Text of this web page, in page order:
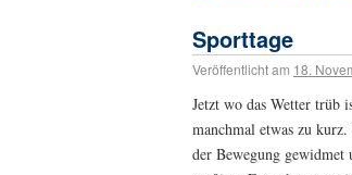
Sporttage
Veröffentlicht am 18.
Jetzt wo das Wetter trüb
manchmal etwas zu
der Bewegung